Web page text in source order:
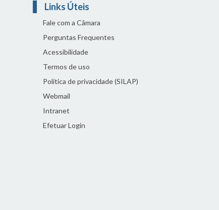
Links Úteis
Fale com a Câmara
Perguntas Frequentes
Acessibilidade
Termos de uso
Política de privacidade (SILAP)
Webmail
Intranet
Efetuar Login